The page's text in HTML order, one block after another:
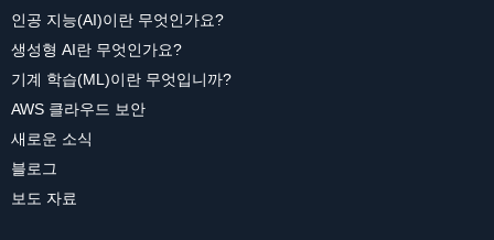
인공 지능(AI)이란 무엇인가요?
생성형 AI란 무엇인가요?
기계 학습(ML)이란 무엇입니까?
AWS 클라우드 보안
새로운 소식
블로그
보도 자료